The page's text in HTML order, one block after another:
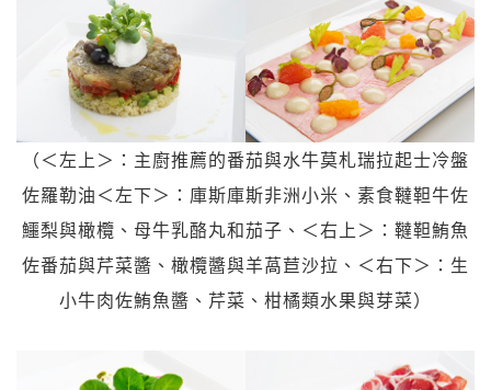
（＜左上＞：主廚推薦的番茄與水牛莫札瑞拉起士冷盤
佐羅勒油＜左下＞：庫斯庫斯非洲小米、素食韃靼牛佐
鱷梨與橄欖、母牛乳酪丸和茄子、＜右上＞：韃靼鮪魚
佐番茄與芹菜醬、橄欖醬與羊萵苣沙拉、＜右下＞：生
小牛肉佐鮪魚醬、芹菜、柑橘類水果與芽菜）